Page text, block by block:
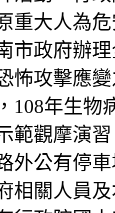
重大人為
市政府辦
怖攻擊應
108年生物
範觀摩演
外公有停
相關人員